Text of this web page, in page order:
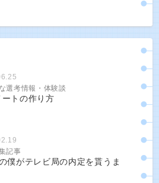
選考情報・体験談
ートの作り方
記事
僕がテレビ局の内定を貰うま